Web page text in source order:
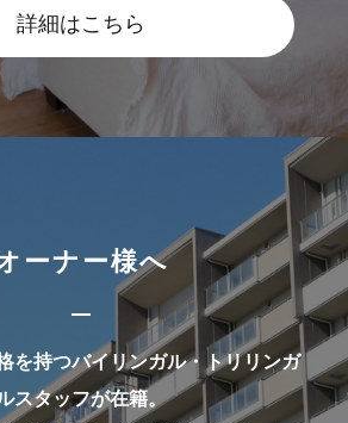
詳細はこちら
ーナー様へ
を持つバイリンガル・トリリンガ
スタッフが在籍。